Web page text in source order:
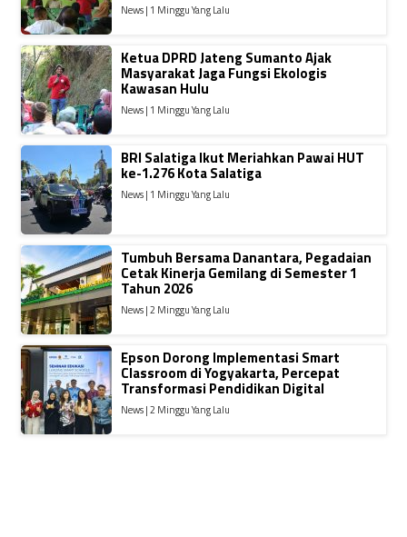
News | 1 Minggu Yang Lalu
Ketua DPRD Jateng Sumanto Ajak
Masyarakat Jaga Fungsi Ekologis
Kawasan Hulu
News | 1 Minggu Yang Lalu
BRI Salatiga Ikut Meriahkan Pawai HUT
ke-1.276 Kota Salatiga
News | 1 Minggu Yang Lalu
Tumbuh Bersama Danantara, Pegadaian
Cetak Kinerja Gemilang di Semester 1
Tahun 2026
News | 2 Minggu Yang Lalu
Epson Dorong Implementasi Smart
Classroom di Yogyakarta, Percepat
Transformasi Pendidikan Digital
News | 2 Minggu Yang Lalu